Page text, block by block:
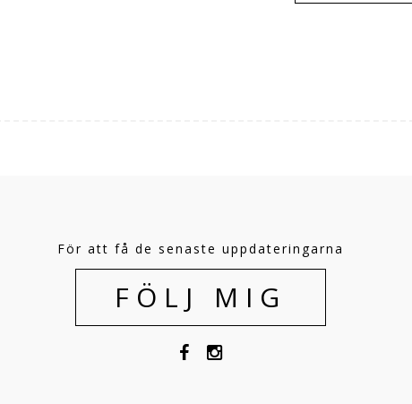
För att få de senaste uppdateringarna
FÖLJ MIG